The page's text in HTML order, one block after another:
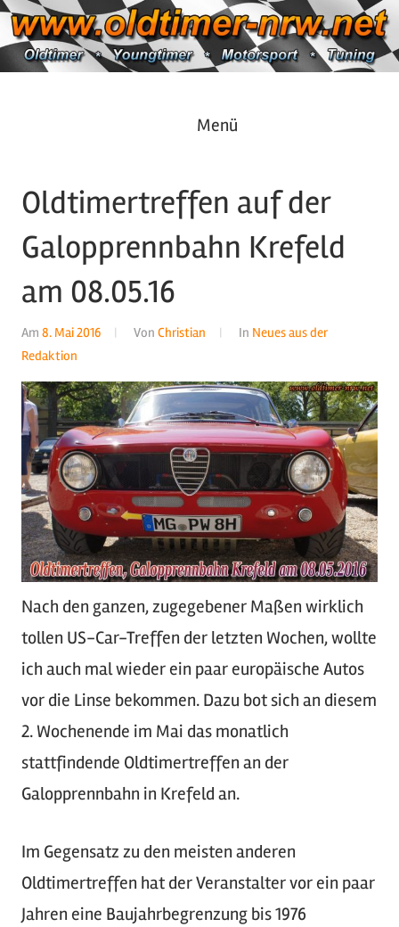
Zum
Inhalt
springen
https://oldtimer-
Motorsport
Tuning
Menü
Oldtimertreffen auf der
Galopprennbahn Krefeld
am 08.05.16
Am 8. Mai 2016 Von Christian In Neues aus der
Redaktion
Nach den ganzen, zugegebener Maßen wirklich
tollen US-Car-Treffen der letzten Wochen, wollte
ich auch mal wieder ein paar europäische Autos
vor die Linse bekommen. Dazu bot sich an diesem
2. Wochenende im Mai das monatlich
stattfindende Oldtimertreffen an der
Galopprennbahn in Krefeld an.
Im Gegensatz zu den meisten anderen
Oldtimertreffen hat der Veranstalter vor ein paar
Jahren eine Baujahrbegrenzung bis 1976